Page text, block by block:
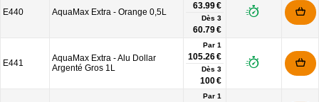
E440 AquaMax Extra - Orange 0,5L
63.99 €
Dès 3
60.79 €
E441
AquaMax Extra - Alu Dollar
Argenté Gros 1L
Par 1
105.26 €
Dès 3
100 €
Par 1